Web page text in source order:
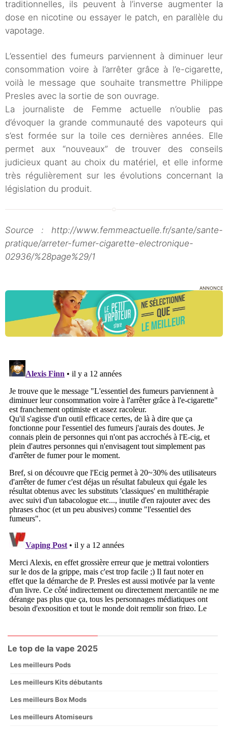
traditionnelles, ils peuvent à l’inverse augmenter la
dose en nicotine ou essayer le patch, en parallèle du
vapotage.
L’essentiel des fumeurs parviennent à diminuer leur
consommation voire à l’arrêter grâce à l’e-cigarette,
voilà le message que souhaite transmettre Philippe
Presles avec la sortie de son ouvrage.
La journaliste de Femme actuelle n’oublie pas
d’évoquer la grande communauté des vapoteurs qui
s’est formée sur la toile ces dernières années. Elle
permet aux “nouveaux” de trouver des conseils
judicieux quant au choix du matériel, et elle informe
très régulièrement sur les évolutions concernant la
législation du produit.
Source : http://www.femmeactuelle.fr/sante/sante-
pratique/arreter-fumer-cigarette-electronique-
02936/%28page%29/1
ANNONCE
Le top de la vape 2025
Les meilleurs Pods
Les meilleurs Kits débutants
Les meilleurs Box Mods
Les meilleurs Atomiseurs